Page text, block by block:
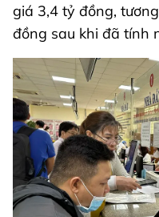
giá 3,4 tỷ đồng,
đồng sau khi đã tính